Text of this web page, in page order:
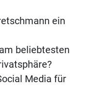
ein
beliebtesten
Media für